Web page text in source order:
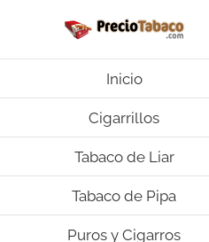
contenido
Inicio
Cigarrillos
Tabaco de Liar
Tabaco de Pipa
Puros y Cigarros